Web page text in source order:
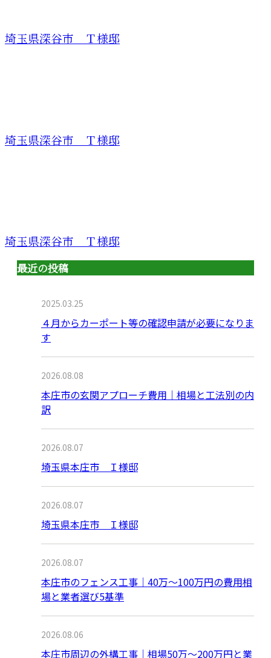
埼玉県深谷市 Ｔ様邸
埼玉県深谷市 Ｔ様邸
埼玉県深谷市 Ｔ様邸
最近の投稿
2025.03.25
４月からカーポート等の確認申請が必要になりま
す
2026.08.08
本庄市の玄関アプローチ費用｜相場と工法別の内
訳
2026.08.07
埼玉県本庄市 Ｉ様邸
2026.08.07
埼玉県本庄市 Ｉ様邸
2026.08.07
本庄市のフェンス工事｜40万〜100万円の費用相
場と業者選び5基準
2026.08.06
本庄市周辺の外構工事｜相場50万〜200万円と業